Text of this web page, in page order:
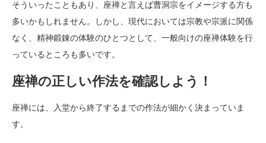
そういったこともあり、座禅と言えば曹洞宗をイメージする方も
多いかもしれません。しかし、現代においては宗教や宗派に関係
なく、精神鍛錬の体験のひとつとして、一般向けの座禅体験を行
っているところも多いです。
座禅の正しい作法を確認しよう！
座禅には、入堂から終了するまでの作法が細かく決まっていま
す。